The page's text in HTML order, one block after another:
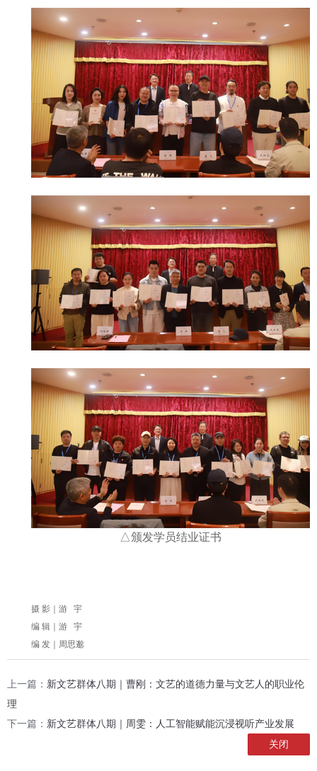
△颁发学员结业证书
摄 影｜游 宇
编 辑｜游 宇
编 发｜周思邈
上一篇： 新文艺群体八期｜曹刚：文艺的道德力量与文艺人的职业伦
理
下一篇： 新文艺群体八期｜周雯：人工智能赋能沉浸视听产业发展
关闭